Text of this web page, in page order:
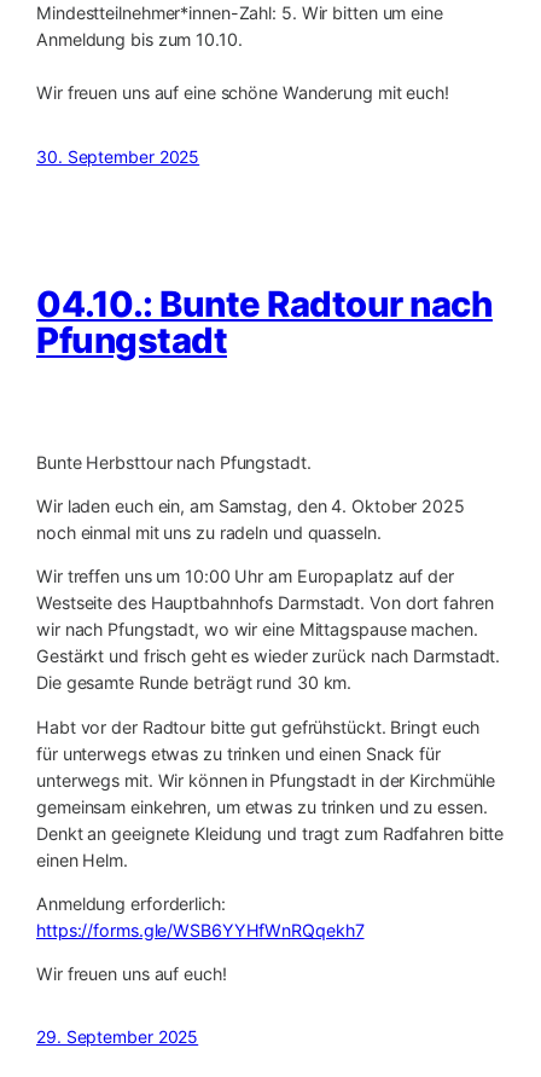
Mindestteilnehmer*innen-Zahl: 5. Wir bitten um eine
Anmeldung bis zum 10.10.
Wir freuen uns auf eine schöne Wanderung mit euch!
30. September 2025
04.10.: Bunte Radtour nach
Pfungstadt
Bunte Herbsttour nach Pfungstadt.
Wir laden euch ein, am Samstag, den 4. Oktober 2025
noch einmal mit uns zu radeln und quasseln.
Wir treffen uns um 10:00 Uhr am Europaplatz auf der
Westseite des Hauptbahnhofs Darmstadt. Von dort fahren
wir nach Pfungstadt, wo wir eine Mittagspause machen.
Gestärkt und frisch geht es wieder zurück nach Darmstadt.
Die gesamte Runde beträgt rund 30 km.
Habt vor der Radtour bitte gut gefrühstückt. Bringt euch
für unterwegs etwas zu trinken und einen Snack für
unterwegs mit. Wir können in Pfungstadt in der Kirchmühle
gemeinsam einkehren, um etwas zu trinken und zu essen.
Denkt an geeignete Kleidung und tragt zum Radfahren bitte
einen Helm.
Anmeldung erforderlich:
https://forms.gle/WSB6YYHfWnRQqekh7
Wir freuen uns auf euch!
29. September 2025